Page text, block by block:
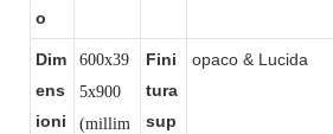
o
Dim
ens
ioni
600x39
5x900
(millim
Fini
tura
sup
opaco & Lucida